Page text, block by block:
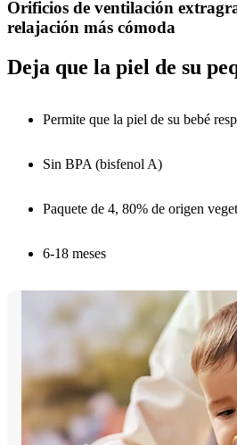
Orificios de ventilación
relajación más cómoda
Deja que la piel de su
Permite que la piel de su bebé
Sin BPA (bisfenol A)
Paquete de 4, 80% de origen
6-18 meses